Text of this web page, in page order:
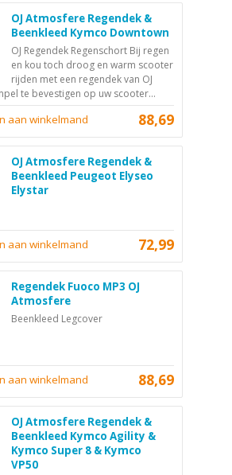
OJ Atmosfere Regendek &
Beenkleed Kymco Downtown
OJ Regendek Regenschort Bij regen
en kou toch droog en warm scooter
rijden met een regendek van OJ
te bevestigen op uw scooter...
88,69
aan winkelmand
OJ Atmosfere Regendek &
Beenkleed Peugeot Elyseo
Elystar
72,99
aan winkelmand
Regendek Fuoco MP3 OJ
Atmosfere
Beenkleed Legcover
88,69
aan winkelmand
OJ Atmosfere Regendek &
Beenkleed Kymco Agility &
Kymco Super 8 & Kymco
VP50